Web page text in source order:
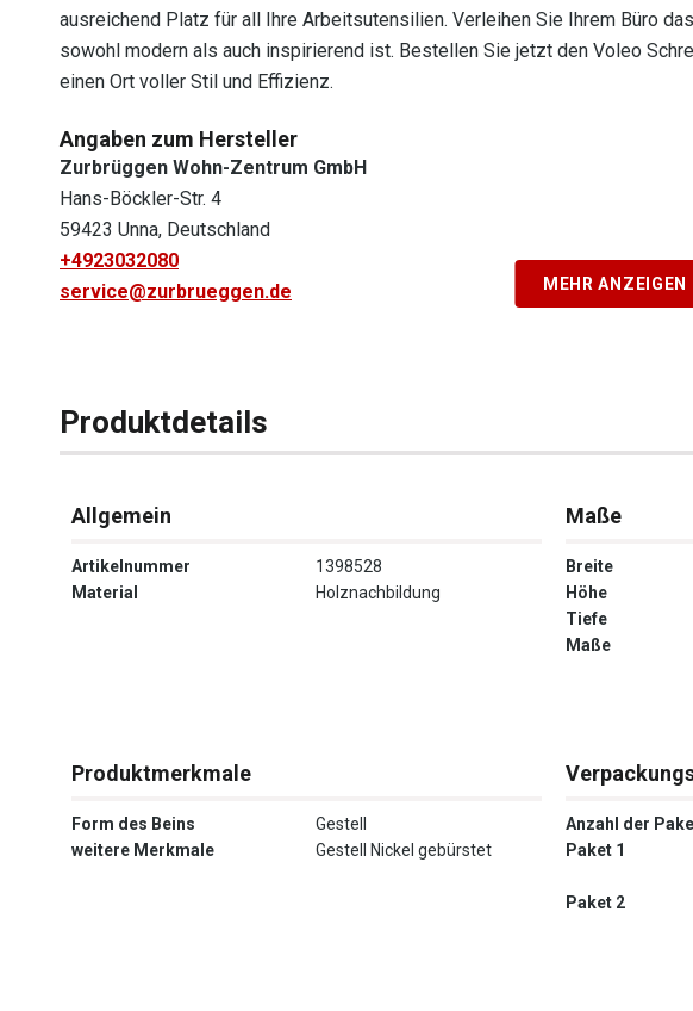
ausreichend Platz für all Ihre Arbeitsutensilien. Verleihen Sie Ihrem Büro
sowohl modern als auch inspirierend ist. Bestellen Sie jetzt den Voleo
einen Ort voller Stil und Effizienz.
Angaben zum Hersteller
Zurbrüggen Wohn-Zentrum GmbH
Hans-Böckler-Str. 4
59423 Unna, Deutschland
+4923032080
service@zurbrueggen.de
MEHR ANZEIGEN
Produktdetails
Allgemein
Artikelnummer
1398528
Material
Holznachbildung
Maße
Breite
Höhe
Tiefe
Maße
Produktmerkmale
Form des Beins
Gestell
weitere Merkmale
Gestell Nickel gebürstet
Anzahl der
Paket 1
Paket 2